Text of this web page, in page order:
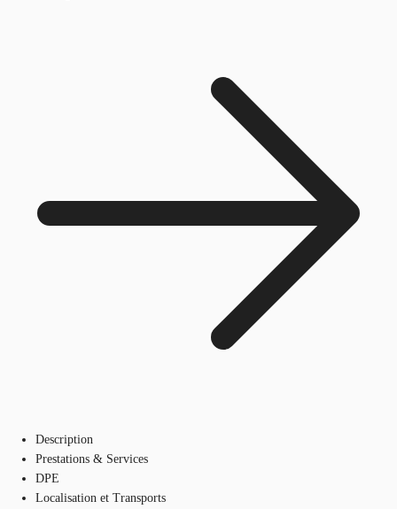
Description
Prestations & Services
DPE
Localisation et Transports